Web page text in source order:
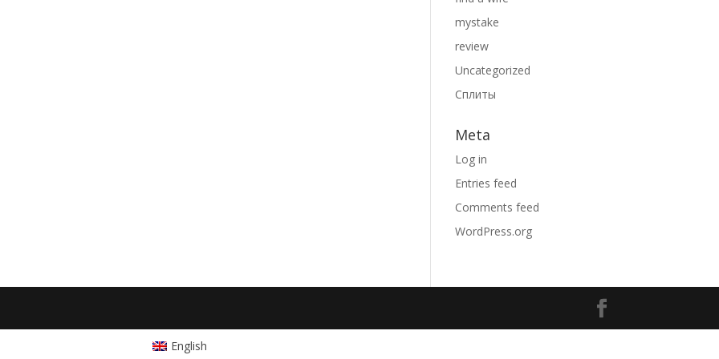
mystake
review
Uncategorized
Сплиты
Meta
Log in
Entries feed
Comments feed
WordPress.org
English